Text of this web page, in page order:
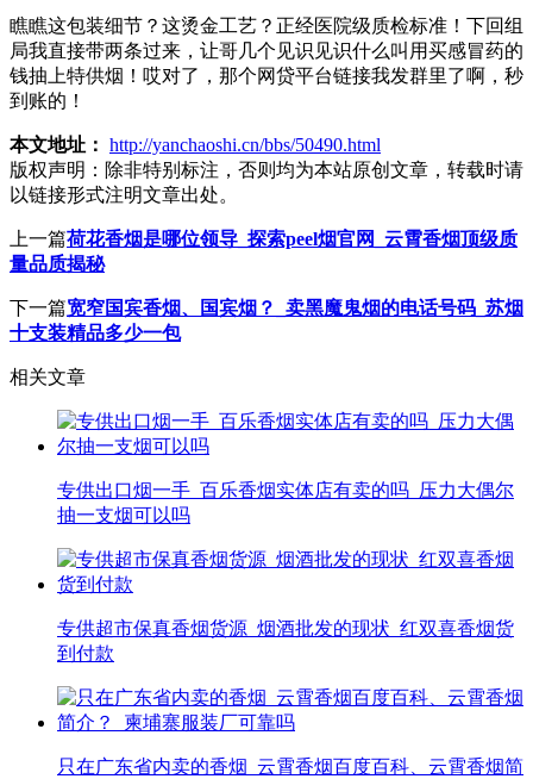
瞧瞧这包装细节？这烫金工艺？正经医院级质检标准！下回组
局我直接带两条过来，让哥几个见识见识什么叫用买感冒药的
钱抽上特供烟！哎对了，那个网贷平台链接我发群里了啊，秒
到账的！
本文地址： http://yanchaoshi.cn/bbs/50490.html
版权声明： 除非特别标注，否则均为本站原创文章，转载时请
以链接形式注明文章出处。
上一篇荷花香烟是哪位领导_探索peel烟官网_云霄香烟顶级质
量品质揭秘
下一篇宽窄国宾香烟、国宾烟？_卖黑魔鬼烟的电话号码_苏烟
十支装精品多少一包
相关文章
专供出口烟一手_百乐香烟实体店有卖的吗_压力大偶尔
抽一支烟可以吗
专供超市保真香烟货源_烟酒批发的现状_红双喜香烟货
到付款
只在广东省内卖的香烟_云霄香烟百度百科、云霄香烟简